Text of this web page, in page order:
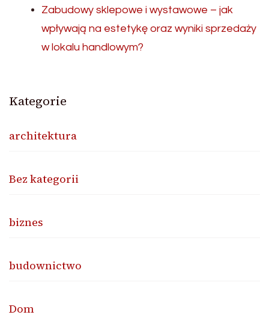
Zabudowy sklepowe i wystawowe – jak
wpływają na estetykę oraz wyniki sprzedaży
w lokalu handlowym?
Kategorie
architektura
Bez kategorii
biznes
budownictwo
Dom